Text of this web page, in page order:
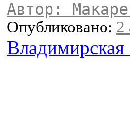
Автор:
Опубликовано: 2
Владимирская